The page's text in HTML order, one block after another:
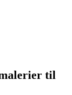
til